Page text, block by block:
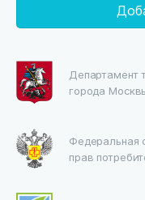
Департамент
города
Федеральная
прав